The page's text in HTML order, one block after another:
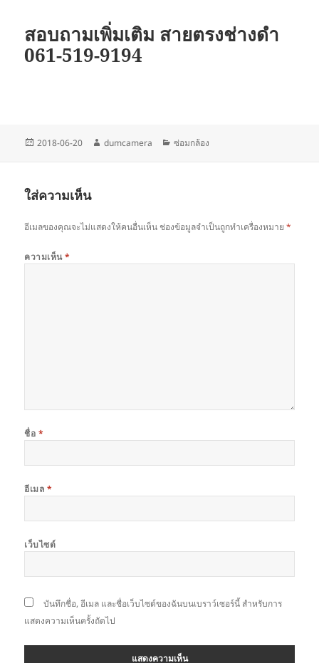
สอบถามเพิ่มเติม สายตรงช่างดำ
061-519-9194
เขียน
2018-06-20
ผู้
dumcamera
หมวด
ซ่อมกล้อง
ใส่ความเห็น
อีเมลของคุณจะไม่แสดงให้คนอื่นเห็น ช่องข้อมูลจำเป็นถูกทำเครื่องหมาย*
ความเห็น*
ชื่อ *
อีเมล *
เว็บไซต์
บันทึกชื่อ, อีเมล และชื่อเว็บไซต์ของฉันบนเบราว์เซอร์นี้ สำหรับการ
แสดงความเห็นครั้งถัดไป